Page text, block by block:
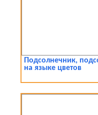
Подсолнечник,
на языке цветов